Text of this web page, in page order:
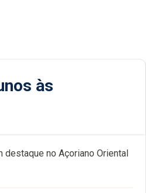
às
no Açoriano Oriental